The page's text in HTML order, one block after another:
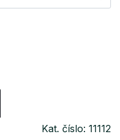
Kat. číslo: 11112